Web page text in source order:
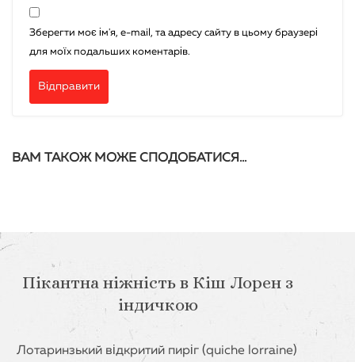
Зберегти моє ім'я, e-mail, та адресу сайту в цьому браузері
для моїх подальших коментарів.
ВАМ ТАКОЖ МОЖЕ СПОДОБАТИСЯ…
Пікантна ніжність в Кіш Лорен з
індичкою
Лотаринзький відкритий пиріг (quiche lorraine)